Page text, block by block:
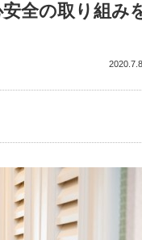
全の取り組み